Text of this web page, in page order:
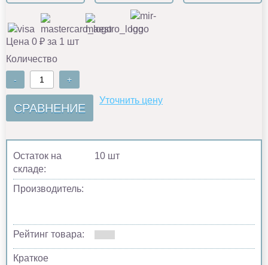
Цена 0 ₽ за 1 шт
Количество
- +
СРАВНЕНИЕ
Уточнить цену
Остаток на
складе:
10 шт
Производитель:
Рейтинг товара:
Краткое